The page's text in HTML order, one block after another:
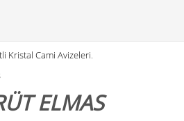
Kristal Cami Avizeleri.
ELMAS